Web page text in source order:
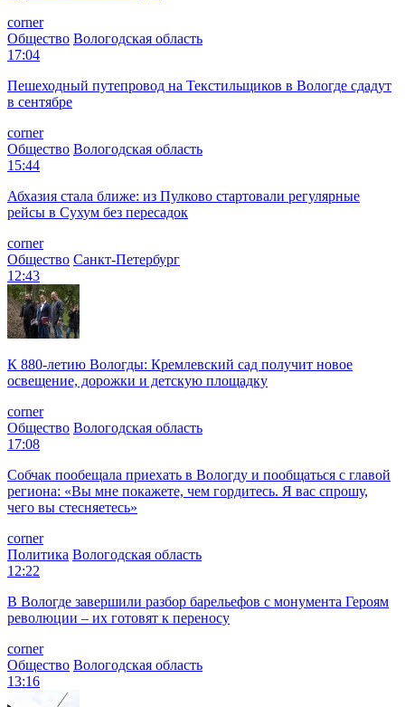
corner
Общество Вологодская область
17:04
Пешеходный путепровод на Текстильщиков в Вологде сдадут
в сентябре
corner
Общество Вологодская область
15:44
Абхазия стала ближе: из Пулково стартовали регулярные
рейсы в Сухум без пересадок
corner
Общество Санкт-Петербург
12:43
К 880-летию Вологды: Кремлевский сад получит новое
освещение, дорожки и детскую площадку
corner
Общество Вологодская область
17:08
Собчак пообещала приехать в Вологду и пообщаться с главой
региона: «Вы мне покажете, чем гордитесь. Я вас спрошу,
чего вы стесняетесь»
corner
Политика Вологодская область
12:22
В Вологде завершили разбор барельефов с монумента Героям
революции – их готовят к переносу
corner
Общество Вологодская область
13:16